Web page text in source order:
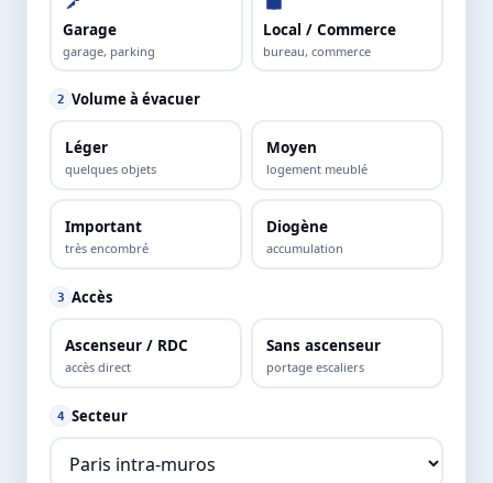
Garage
garage, parking
Local / Commerce
bureau, commerce
2 Volume à évacuer
Léger
quelques objets
Moyen
logement meublé
Important
très encombré
Diogène
accumulation
3 Accès
Ascenseur / RDC
accès direct
Sans ascenseur
portage escaliers
4 Secteur